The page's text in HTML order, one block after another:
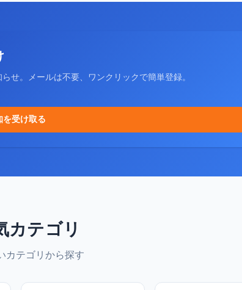
せ。メールは不要、ワンクリックで簡単登録。
を受け取る
テゴリ
カテゴリから探す